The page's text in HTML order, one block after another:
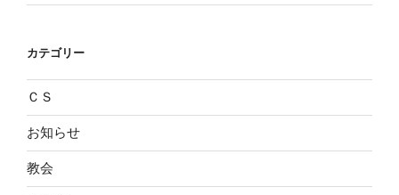
カテゴリー
ＣＳ
お知らせ
教会